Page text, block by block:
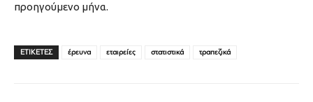
προηγούμενο μήνα.
ΕΤΙΚΕΤΕΣ έρευνα εταιρείες στατιστικά τραπεζικά